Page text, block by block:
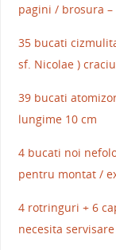
pagini / brosura –
35 bucati
sf. Nicolae )
39 bucati
lungime 10 cm
4 bucati noi
pentru montat /
4 rotringuri + 6
necesita